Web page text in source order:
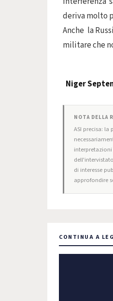
deriva molto
Anche la
militare che
Niger
NOTA DELLA
ASI precisa:
di interesse
approfondire
CONTINUA A